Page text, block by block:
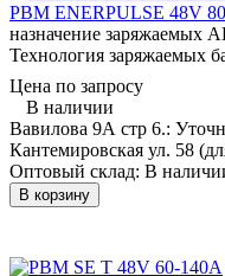
PBM ENERPULSE 48V
назначение заряжаемых
Технология заряжаемых
Цена по запросу
В наличии
Вавилова 9А стр 6.:
Кантемировская ул. 58
Оптовый склад: В
В корзину